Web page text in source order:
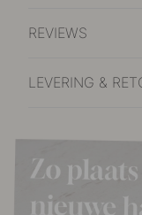
REVIEWS
LEVERING &